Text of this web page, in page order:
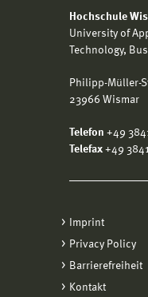
Hochschule
University of
Technology,
Philipp-Müller-
23966 Wismar
Telefon +49
Telefax +49
Imprint
Privacy Policy
Barrierefreiheit
Kontakt